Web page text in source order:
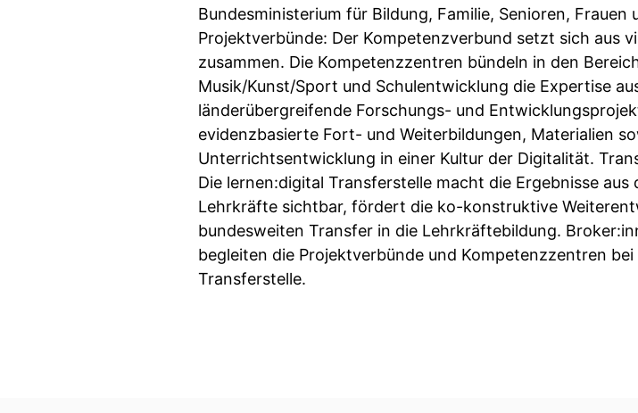
Bundesministerium für Bildung, Familie, Senioren,
Projektverbünde: Der Kompetenzverbund setzt sich aus
zusammen. Die Kompetenzzentren bündeln in den
Musik/Kunst/Sport und Schulentwicklung die Expertise
länderübergreifende Forschungs- und
evidenzbasierte Fort- und Weiterbildungen, Materialien
Unterrichtsentwicklung in einer Kultur der Digitalität.
Die lernen:digital Transferstelle macht die Ergebnisse
Lehrkräfte sichtbar, fördert die ko-konstruktive
bundesweiten Transfer in die Lehrkräftebildung.
begleiten die Projektverbünde und Kompetenzzentren
Transferstelle.